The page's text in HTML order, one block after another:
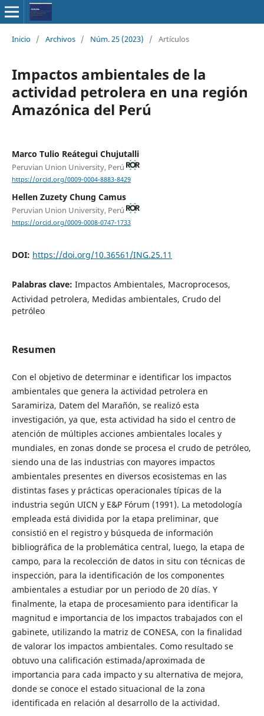
Inicio / Archivos / Núm. 25 (2023) / Artículos
Impactos ambientales de la
actividad petrolera en una región
Amazónica del Perú
Marco Tulio Reátegui Chujutalli
Peruvian Union University, Perú
https://orcid.org/0009-0004-8883-8429
Hellen Zuzety Chung Camus
Peruvian Union University, Perú
https://orcid.org/0009-0008-0747-1733
DOI: https://doi.org/10.36561/ING.25.11
Palabras clave: Impactos Ambientales, Macroprocesos,
Actividad petrolera, Medidas ambientales, Crudo del
petróleo
Resumen
Con el objetivo de determinar e identificar los impactos
ambientales que genera la actividad petrolera en
Saramiriza, Datem del Marañón, se realizó esta
investigación, ya que, esta actividad ha sido el centro de
atención de múltiples acciones ambientales locales y
mundiales, en zonas donde se procesa el crudo de petróleo,
siendo una de las industrias con mayores impactos
ambientales presentes en diversos ecosistemas en las
distintas fases y prácticas operacionales típicas de la
industria según UICN y E&P Fórum (1991). La metodología
empleada está dividida por la etapa preliminar, que
consistió en el registro y búsqueda de información
bibliográfica de la problemática central, luego, la etapa de
campo, para la recolección de datos in situ con técnicas de
inspección, para la identificación de los componentes
ambientales a estudiar por un periodo de 20 días. Y
finalmente, la etapa de procesamiento para identificar la
magnitud e importancia de los impactos trabajados con el
gabinete, utilizando la matriz de CONESA, con la finalidad
de valorar los impactos ambientales. Como resultado se
obtuvo una calificación estimada/aproximada de
importancia para cada impacto y su alternativa de mejora,
donde se conoce el estado situacional de la zona
identificada en relación al desarrollo de la actividad.